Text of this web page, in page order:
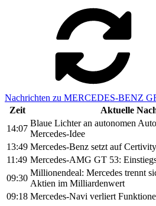
Nachrichten zu MERCEDES-BENZ
Zeit
Aktuelle
14:07
Blaue Lichter an autonomen
Mercedes-Idee
13:49 Mercedes-Benz setzt auf
11:49 Mercedes-AMG GT 53:
09:30
Millionendeal: Mercedes trennt
Aktien im Milliardenwert
09:18 Mercedes-Navi verliert